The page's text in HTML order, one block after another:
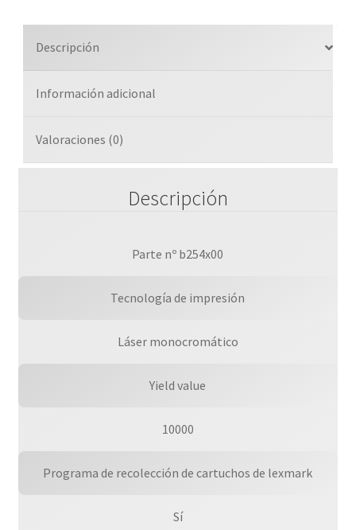
Modelos
Mb2546adwe
Descripción
Información adicional
Valoraciones (0)
Descripción
Parte nº b254x00
Tecnología de impresión
Láser monocromático
Yield value
10000
Programa de recolección de cartuchos de lexmark
Sí